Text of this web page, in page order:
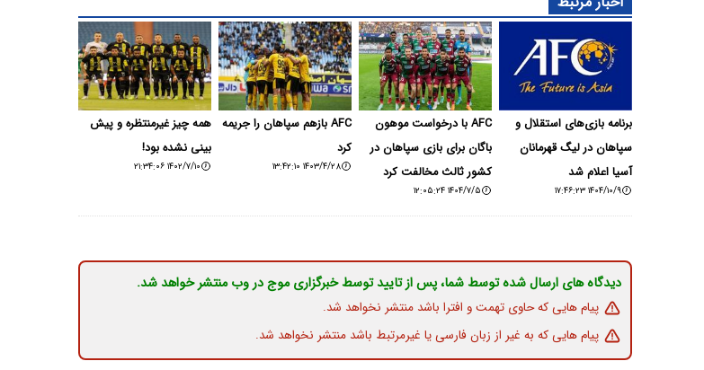
برنامه بازی‌های استقلال و
سپاهان در لیگ قهرمانان
آسیا اعلام شد
۱۴۰۴/۱۰/۹ ۱۷:۴۶:۲۳
AFC با درخواست موهون
باگان برای بازی سپاهان در
کشور ثالث مخالفت کرد
۱۴۰۴/۷/۵ ۱۲:۰۵:۲۴
AFC بازهم سپاهان را جریمه
کرد
۱۴۰۳/۴/۲۸ ۱۳:۴۲:۱۰
همه چیز غیرمنتظره و پیش
بینی نشده بود!
۱۴۰۲/۷/۱۰ ۲۱:۳۴:۰۶
دیدگاه های ارسال شده توسط شما، پس از تایید توسط خبرگزاری موج در وب منتشر خواهد شد.
پیام هایی که حاوی تهمت و افترا باشد منتشر نخواهد شد.
پیام هایی که به غیر از زبان فارسی یا غیرمرتبط باشد منتشر نخواهد شد.